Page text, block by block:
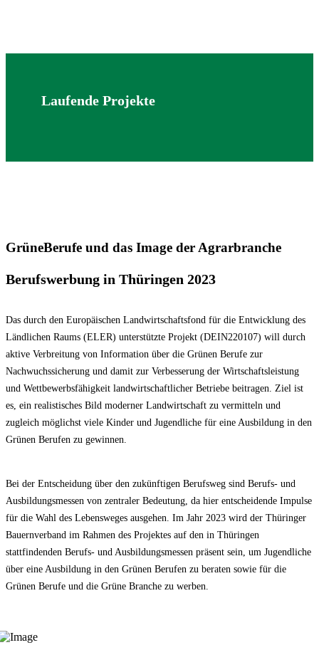
Laufende Projekte
GrüneBerufe und das Image der Agrarbranche
Berufswerbung in Thüringen 2023
Das durch den Europäischen Landwirtschaftsfond für die Entwicklung des
Ländlichen Raums (ELER) unterstützte Projekt (DEIN220107) will durch
aktive Verbreitung von Information über die Grünen Berufe zur
Nachwuchssicherung und damit zur Verbesserung der Wirtschaftsleistung
und Wettbewerbsfähigkeit landwirtschaftlicher Betriebe beitragen. Ziel ist
es, ein realistisches Bild moderner Landwirtschaft zu vermitteln und
zugleich möglichst viele Kinder und Jugendliche für eine Ausbildung in den
Grünen Berufen zu gewinnen.
Bei der Entscheidung über den zukünftigen Berufsweg sind Berufs- und
Ausbildungsmessen von zentraler Bedeutung, da hier entscheidende Impulse
für die Wahl des Lebensweges ausgehen. Im Jahr 2023 wird der Thüringer
Bauernverband im Rahmen des Projektes auf den in Thüringen
stattfindenden Berufs- und Ausbildungsmessen präsent sein, um Jugendliche
über eine Ausbildung in den Grünen Berufen zu beraten sowie für die
Grünen Berufe und die Grüne Branche zu werben.